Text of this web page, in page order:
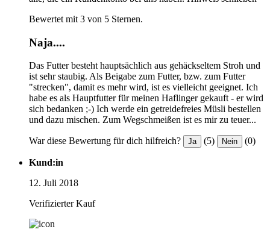
Bewertet mit 3 von 5 Sternen.
Naja....
Das Futter besteht hauptsächlich aus gehäckseltem Stroh und
ist sehr staubig. Als Beigabe zum Futter, bzw. zum Futter
"strecken", damit es mehr wird, ist es vielleicht geeignet. Ich
habe es als Hauptfutter für meinen Haflinger gekauft - er wird
sich bedanken ;-) Ich werde ein getreidefreies Müsli bestellen
und dazu mischen. Zum Wegschmeißen ist es mir zu teuer...
War diese Bewertung für dich hilfreich? Ja (5) Nein (0)
Kund:in
12. Juli 2018
Verifizierter Kauf